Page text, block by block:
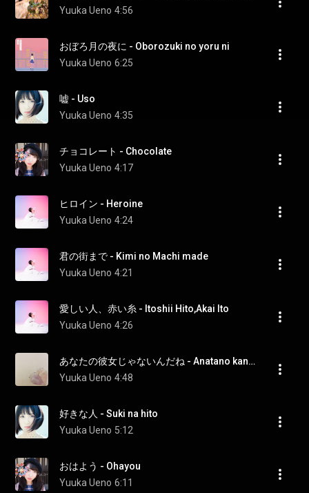
Yuuka Ueno 4:56
おぼろ月の夜に - Oborozuki no yoru ni
Yuuka Ueno 6:25
嘘 - Uso
Yuuka Ueno 4:35
チョコレート - Chocolate
Yuuka Ueno 4:17
ヒロイン - Heroine
Yuuka Ueno 4:24
君の街まで - Kimi no Machi made
Yuuka Ueno 4:21
愛しい人、赤い糸 - Itoshii Hito,Akai Ito
Yuuka Ueno 4:26
あなたの彼女じゃないんだね - Anatano kanojojya naindane
Yuuka Ueno 4:48
好きな人 - Suki na hito
Yuuka Ueno 5:12
おはよう - Ohayou
Yuuka Ueno 6:11